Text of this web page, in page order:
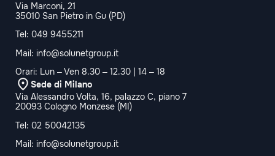
Via Marconi, 21
35010 San Pietro in Gu (PD)
Tel: 049 9455211
Mail: info@solunetgroup.it
Orari: Lun – Ven 8.30 – 12.30 | 14 – 18
Sede di Milano
Via Alessandro Volta, 16, palazzo C, piano 7
20093 Cologno Monzese (MI)
Tel: 02 50042135
Mail: info@solunetgroup.it